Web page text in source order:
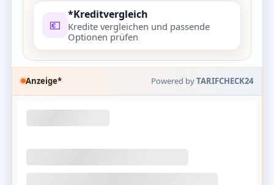
💶
*Kreditvergleich
Kredite vergleichen und passende
Optionen prüfen
Anzeige* Powered byTARIFCHECK24